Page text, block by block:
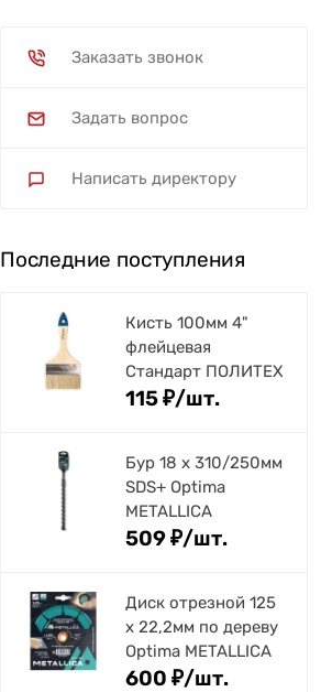
Заказать звонок
Задать вопрос
Написать директору
Последние поступления
Кисть 100мм 4"
флейцевая
Стандарт ПОЛИТЕХ
115₽/шт.
Бур 18 х 310/250мм
SDS+ Optima
METALLICA
509₽/шт.
Диск отрезной 125
x 22,2мм по дереву
Optima METALLICA
600 ₽/шт.